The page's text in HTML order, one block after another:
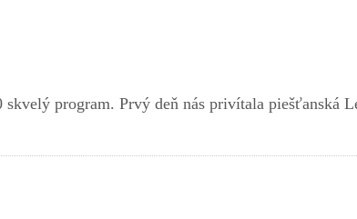
program. Prvý deň nás privítala piešťanská